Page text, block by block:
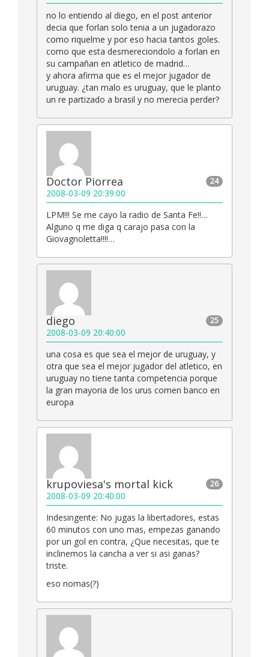
no lo entiendo al diego, en el post anterior
decia que forlan solo tenia a un jugadorazo
como riquelme y por eso hacia tantos goles.
como que esta desmereciondolo a forlan en
su campañan en atletico de madrid…
y ahora afirma que es el mejor jugador de
uruguay. ¿tan malo es uruguay, que le planto
un re partizado a brasil y no merecia perder?
24
Doctor Piorrea
2008-03-09 20:39:00
LPM!!! Se me cayo la radio de Santa Fe!!…
Alguno q me diga q carajo pasa con la
Giovagnoletta!!!!…
25
diego
2008-03-09 20:40:00
una cosa es que sea el mejor de uruguay, y
otra que sea el mejor jugador del atletico, en
uruguay no tiene tanta competencia porque
la gran mayoria de los urus comen banco en
europa
26
krupoviesa's mortal kick
2008-03-09 20:40:00
Indesingente: No jugas la libertadores, estas
60 minutos con uno mas, empezas ganando
por un gol en contra, ¿Que necesitas, que te
inclinemos la cancha a ver si asi ganas?
triste.
eso nomas(?)